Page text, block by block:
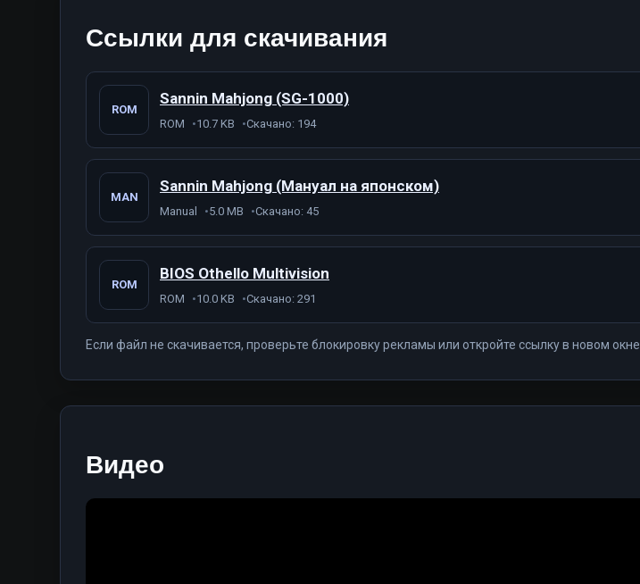
Ссылки для скачивания
ROM
Sannin Mahjong (SG-1000)
ROM 10.7 KB Скачано: 194
MAN
Sannin Mahjong (Мануал на японском)
Manual 5.0 MB Скачано: 45
ROM
BIOS Othello Multivision
ROM 10.0 KB Скачано: 291
Если файл не скачивается, проверьте блокировку рекламы или откройте ссылку в новом окне.
Видео